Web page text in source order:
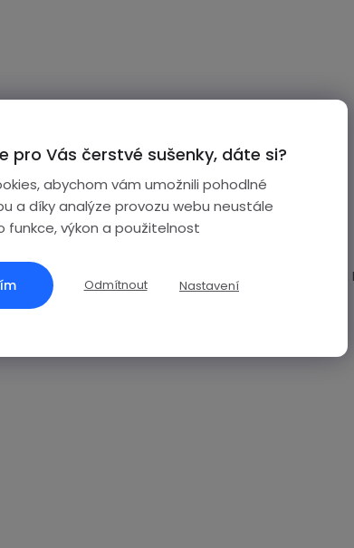
pro Vás čerstvé sušenky, dáte si?
abychom vám umožnili pohodlné
a díky analýze provozu webu neustále
funkce, výkon a použitelnost
Nastavení
Odmítnout
prvním místem American Goog Design a French